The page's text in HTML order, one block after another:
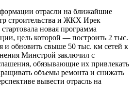
отрасли на ближайшие
строительства и ЖКХ Ирек
новая программа
цель которой — построить 2 тыс.
и обновить свыше 50 тыс. км сетей к
Минстрой заключил с
обязывающие их привлекать
объемы ремонта и снижать
вывести отрасль на